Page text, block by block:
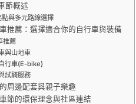
節概述
點與多元路線選擇
推薦：選擇適合你的自行車與裝備
推薦
與山地車
行車(E-bike)
試騎服務
周邊配套與親子樂趣
節的環保理念與社區連結